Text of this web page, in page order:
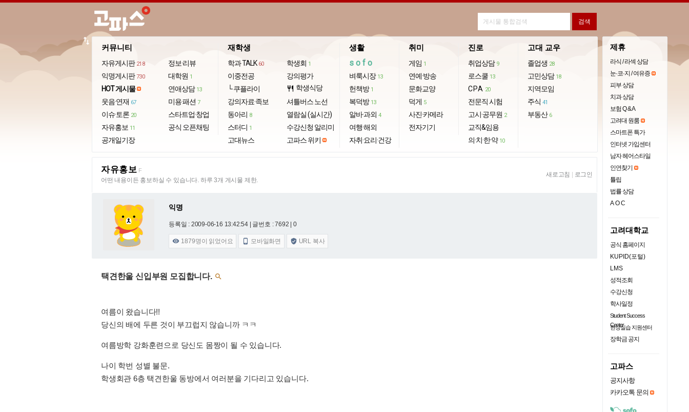
커뮤니티
자유게시판 218
익명게시판 730
HOT 게시물
웃음·연재 67
이슈·토론 20
자유홍보 11
공개일기장
정보·리뷰
대학원 1
연애상담 13
미용·패션 7
스타트업·창업
공식 오픈채팅
재학생
학과 TALK 60
이중전공
└ 쿠플라이
강의자료·족보
동아리 8
스터디 1
고대뉴스
학생회 1
강의평가
restaurant 학생식당
셔틀버스 노선
열람실 (실시간)
수강신청 알리미
고파스 위키
생활
sofo
벼룩시장 13
헌책방 1
복덕방 13
알바·과외 4
여행·해외
자취·요리·건강
취미
게임 1
연예·방송
문화교양
덕게 5
사진·카메라
전자기기
진로
취업상담 9
로스쿨 13
CPA 20
전문직 시험
고시·공무원 2
교직&임용
의·치·한·약 10
고대 교우
졸업생 28
고민상담 18
지역모임
주식 41
부동산 6
import_export
자유홍보 F
어떤 내용이든 홍보하실 수 있습니다. 하루 3개 게시물 제한.
새로고침 로그인
익명
등록일 : 2009-06-16 13:42:54 | 글번호 : 7692 | 0
 1879명이 읽었어요  모바일화면  URL 복사
택견한울 신입부원 모집합니다. 
여름이 왔습니다!!
당신의 배에 두른 것이 부끄럽지 않습니까 ㅋㅋ
여름방학 강화훈련으로 당신도 몸짱이 될 수 있습니다.
나이 학번 성별 불문.
학생회관 6층 택견한울 동방에서 여러분을 기다리고 있습니다.
제휴
라식 / 라섹 상담
눈·코·지 / 여유증
피부 상담
치과 상담
보험 Q & A
고려대 원룸
스마트폰 특가
인터넷 가입센터
남자 헤어스타일
인연찾기
튤립
법률 상담
AOC
고려대학교
공식 홈페이지
KUPID(포털)
LMS
성적조회
수강신청
학사일정
Student Success
Center
현장실습 지원센터
장학금 공지
고파스
공지사항
카카오톡 문의